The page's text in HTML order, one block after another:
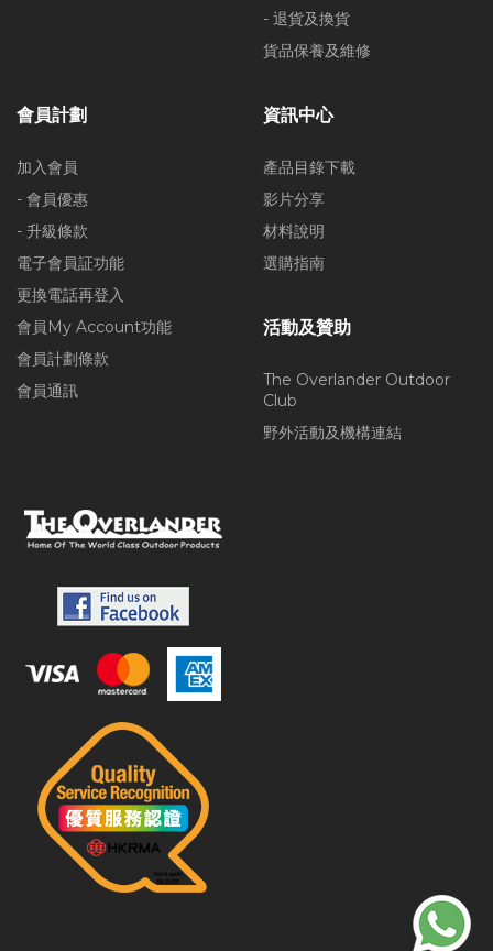
- 退貨及換貨
貨品保養及維修
會員計劃
加入會員
- 會員優惠
- 升級條款
電子會員証功能
更換電話再登入
會員My Account功能
會員計劃條款
會員通訊
資訊中心
產品目錄下載
影片分享
材料說明
選購指南
活動及贊助
The Overlander Outdoor
Club
野外活動及機構連結